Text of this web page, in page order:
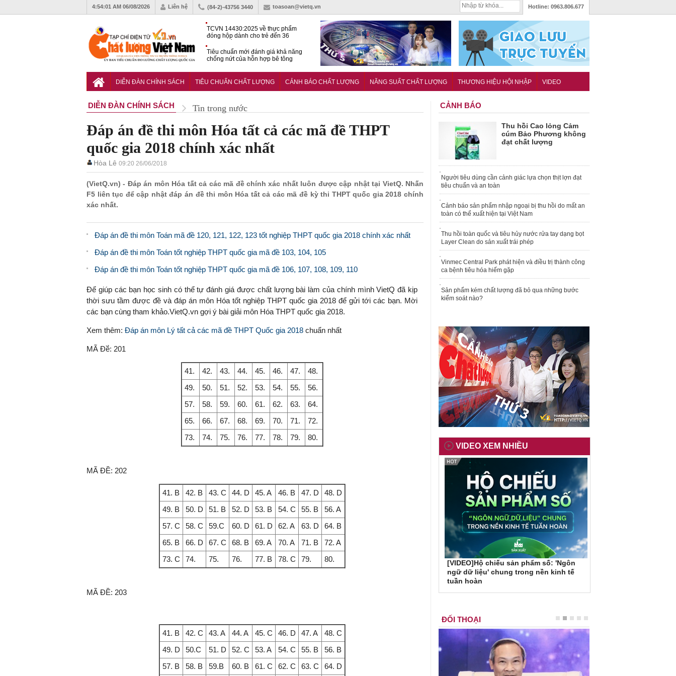
4:54:02 AM 06/08/2026 Liên hệ (84-2)-43756 3440 toasoan@vietq.vn Hotline: 0963.806.677
TCVN 14430:2025 về thực phẩm
đóng hộp dành cho trẻ đến 36
Tiêu chuẩn mới đánh giá khả năng
chống nứt của hỗn hợp bê tông
với khả năng tăng tốc cực ‘bốc’, đổi
DIỄN ĐÀN CHÍNH SÁCH TIÊU CHUẨN CHẤT LƯỢNG CẢNH BÁO CHẤT LƯỢNG NĂNG SUẤT CHẤT LƯỢNG THƯƠNG HIỆU HỘI NHẬP VIDEO
DIỄN ĐÀN CHÍNH SÁCH Tin trong nước
Đáp án đề thi môn Hóa tất cả các mã đề THPT
quốc gia 2018 chính xác nhất
Hòa Lê 09:20 26/06/2018
(VietQ.vn) - Đáp án môn Hóa tất cả các mã đề chính xác nhất luôn được cập nhật tại VietQ. Nhấn
F5 liên tục để cập nhật đáp án đề thi môn Hóa tất cả các mã đề kỳ thi THPT quốc gia 2018 chính
xác nhất.
Đáp án đề thi môn Toán mã đề 120, 121, 122, 123 tốt nghiệp THPT quốc gia 2018 chính xác nhất
Đáp án đề thi môn Toán tốt nghiệp THPT quốc gia mã đề 103, 104, 105
Đáp án đề thi môn Toán tốt nghiệp THPT quốc gia mã đề 106, 107, 108, 109, 110
Để giúp các bạn học sinh có thể tự đánh giá được chất lượng bài làm của chính mình VietQ đã kịp
thời sưu tầm được đề và đáp án môn Hóa tốt nghiệp THPT quốc gia 2018 để gửi tới các bạn. Mời
các bạn cùng tham khảo.VietQ.vn gợi ý bài giải môn Hóa THPT quốc gia 2018.
Xem thêm: Đáp án môn Lý tất cả các mã đề THPT Quốc gia 2018 chuẩn nhất
MÃ Đề̀: 201
41. 42. 43. 44. 45. 46. 47.
48.
49.
50. 51. 52. 53. 54. 55.
56.
57.
58. 59. 60. 61. 62. 63.
64.
65.
66. 67. 68. 69. 70. 71.
72.
73.
74. 75. 76. 77. 78. 79. 80.
MÃ ĐỀ: 202
41. B 42. B 43. C 44. D 45. A 46. B 47. D
48. D
49. B
50. D 51. B 52. D 53. B 54. C 55. B
56. A
57. C
58. C 59.C 60. D 61. D 62. A 63. D
64. B
65. B
66. D 67. C 68. B 69. A 70. A 71. B
72. A
73. C
74. 75. 76. 77. B 78. C 79. 80.
MÃ ĐỀ: 203
41. B 42. C 43. A 44. A 45. C 46. D 47. A
48. C
49. D
50.C 51. D 52. C 53. A 54. C 55. B
56. B
57. B
58. B 59.B 60. B 61. C 62. C 63. C
64. D
CẢNH BÁO
Thu hồi Cao lỏng Cảm
cúm Bảo Phương không
đạt chất lượng
Người tiêu dùng cần cảnh giác lựa chọn thịt lợn đạt
tiêu chuẩn và an toàn
Cảnh báo sản phẩm nhập ngoại bị thu hồi do mất an
toàn có thể xuất hiện tại Việt Nam
Thu hồi toàn quốc và tiêu hủy nước rửa tay dạng bọt
Layer Clean do sản xuất trái phép
Vinmec Central Park phát hiện và điều trị thành công
ca bệnh tiêu hóa hiếm gặp
Sản phẩm kém chất lượng đã bỏ qua những bước
kiểm soát nào?
VIDEO XEM NHIỀU
[VIDEO]Hộ chiếu sản phẩm số: 'Ngôn
ngữ dữ liệu' chung trong nền kinh tế
tuần hoàn
ĐỐI THOẠI